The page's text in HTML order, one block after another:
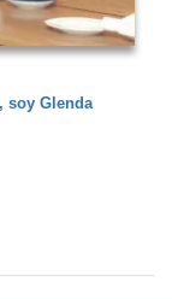
soy Glenda